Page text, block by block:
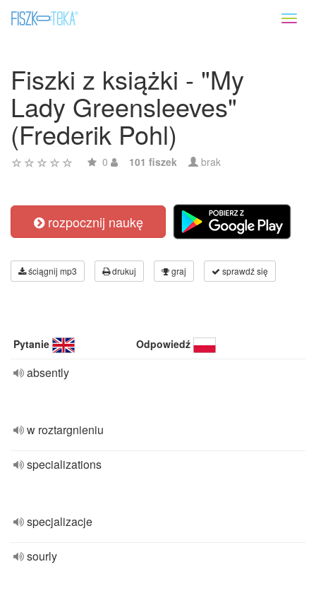
Fiszki z książki - "My
Lady Greensleeves"
(Frederik Pohl)
0 101 fiszek brak
rozpocznij naukę
ściągnij mp3 drukuj graj sprawdź się
Pytanie Odpowiedź
absently
w roztargnieniu
specializations
specjalizacje
sourly